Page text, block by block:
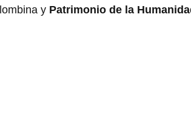
y Patrimonio de la